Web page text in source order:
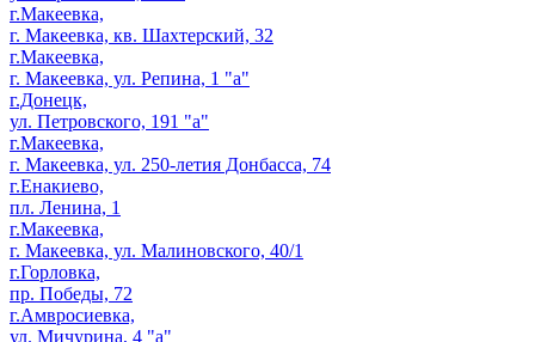
г.Макеевка,
г. Макеевка, кв. Шахтерский, 32
г.Макеевка,
г. Макеевка, ул. Репина, 1 "а"
г.Донецк,
ул. Петровского, 191 "а"
г.Макеевка,
г. Макеевка, ул. 250-летия Донбасса, 74
г.Енакиево,
пл. Ленина, 1
г.Макеевка,
г. Макеевка, ул. Малиновского, 40/1
г.Горловка,
пр. Победы, 72
г.Амвросиевка,
ул. Мичурина, 4 "а"